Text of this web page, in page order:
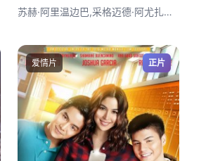
苏赫·阿里温边巴,采格迈德·阿尤扎纳,巴
爱情片 正片